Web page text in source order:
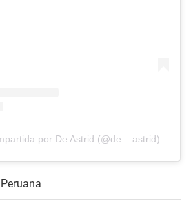
por De Astrid (@de__astrid)